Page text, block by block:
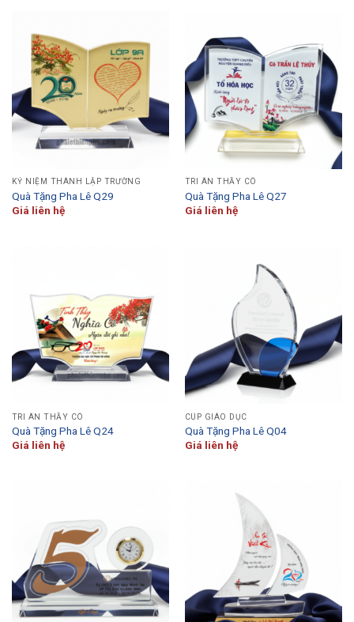
KỶ NIỆM THÀNH LẬP TRƯỜNG
Quà Tặng Pha Lê Q29
Giá liên hệ
TRI ÂN THẦY CÔ
Quà Tặng Pha Lê Q27
Giá liên hệ
TRI ÂN THẦY CÔ
Quà Tặng Pha Lê Q24
Giá liên hệ
CÚP GIÁO DỤC
Quà Tặng Pha Lê Q04
Giá liên hệ